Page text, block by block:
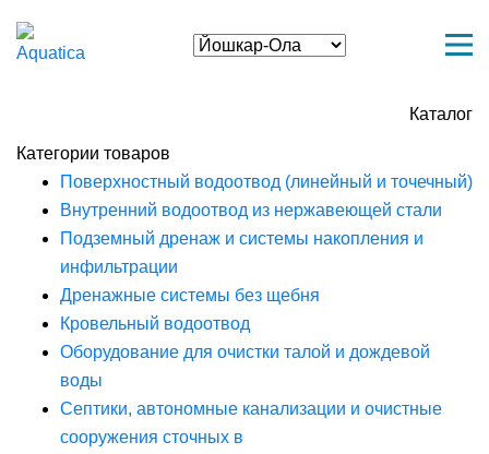
Каталог
Категории товаров
Поверхностный водоотвод (линейный и точечный)
Внутренний водоотвод из нержавеющей стали
Подземный дренаж и системы накопления и
инфильтрации
Дренажные системы без щебня
Кровельный водоотвод
Оборудование для очистки талой и дождевой
воды
Септики, автономные канализации и очистные
сооружения сточных в